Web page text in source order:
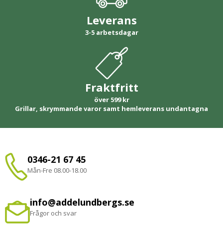
Leverans
3-5 arbetsdagar
Fraktfritt
över 599 kr
Grillar, skrymmande varor samt hemleverans undantagna
0346-21 67 45
Mån-Fre 08.00-18.00
info@addelundbergs.se
Frågor och svar